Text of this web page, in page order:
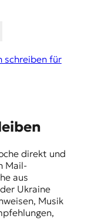
schreiben für
direkt und
Mail-
aus
Ukraine
Musik